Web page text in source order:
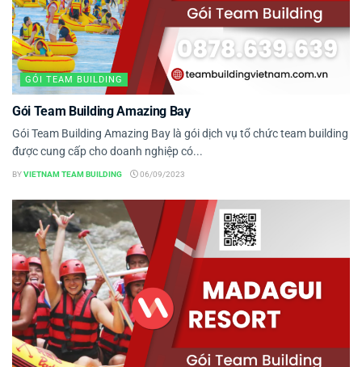
GÓI TEAM BUILDING
Gói Team Building Amazing Bay
Gói Team Building Amazing Bay là gói dịch vụ tổ chức team building
được cung cấp cho doanh nghiệp có...
BYVIETNAM TEAM BUILDING 06/09/2023